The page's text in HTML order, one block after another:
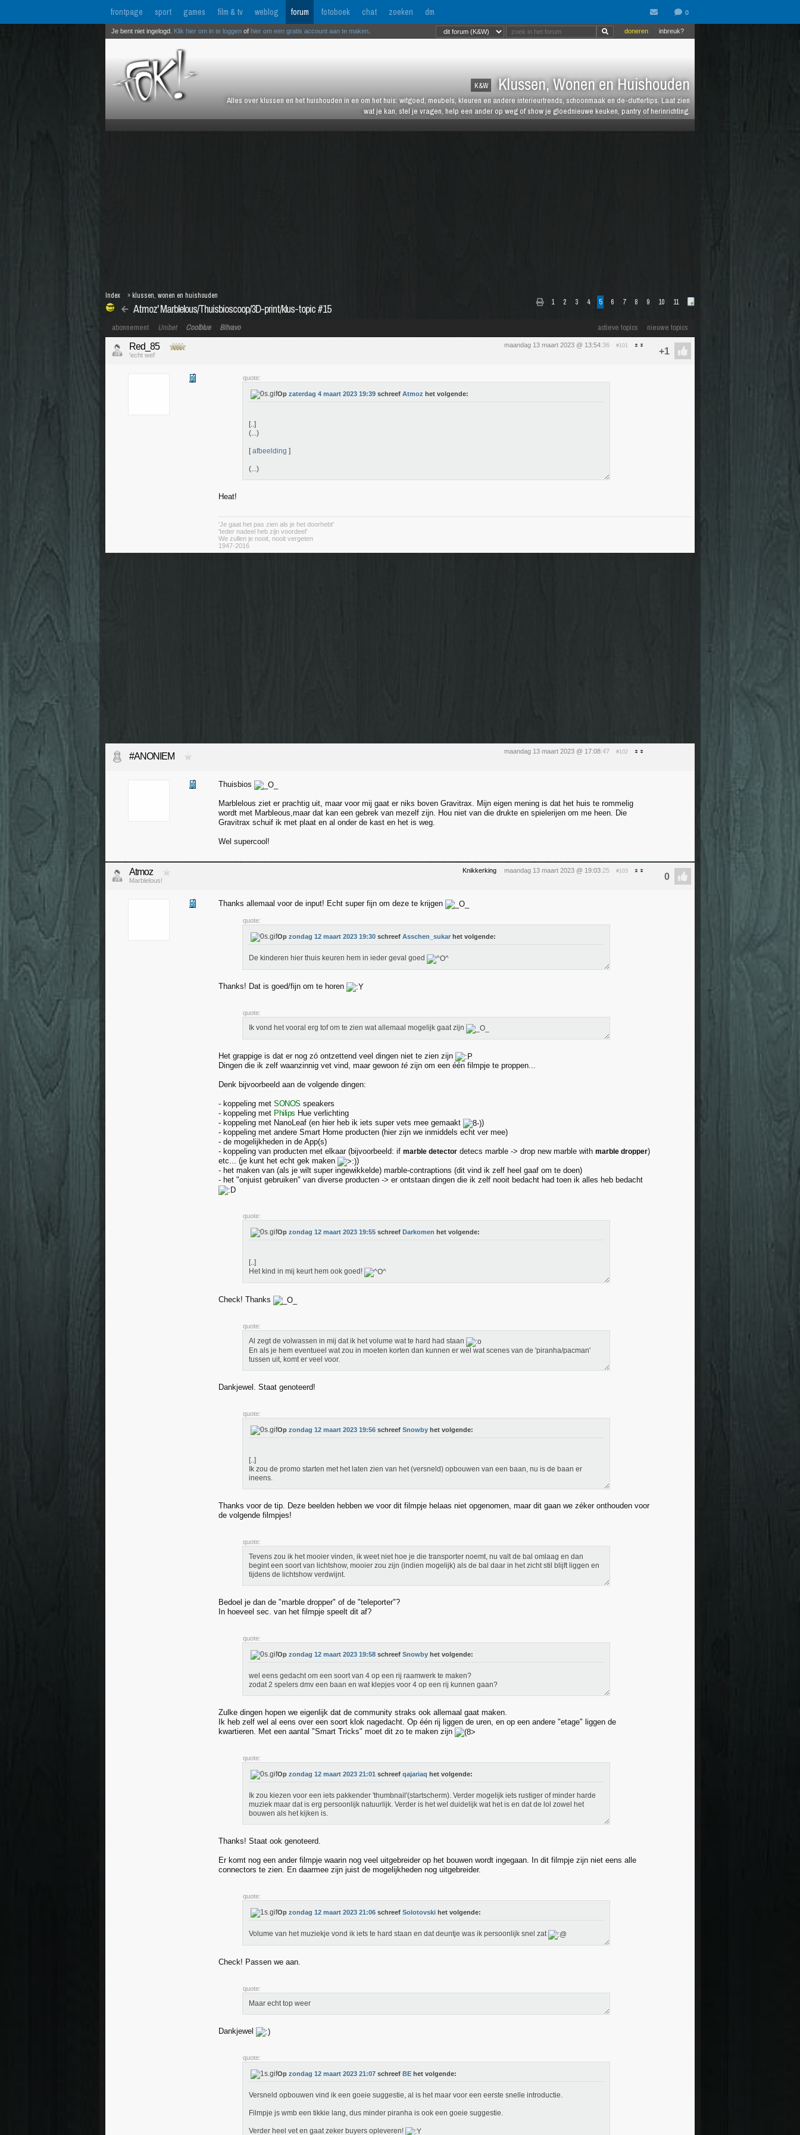
frontpage sport games film & tv weblog forum fotoboek chat zoeken dm
K&W Klussen, Wonen en Huishouden
Alles over klussen en het huishouden in en om het huis: witgoed, meubels, kleuren en andere interieurtrends, schoonmaak en de-cluttertips. Laat zien
wat je kan, stel je vragen, help een ander op weg of show je gloednieuwe keuken, pantry of herinrichting.
inbreuk?
doneren
Je bent niet ingelogd. Klik hier om in te loggen of hier om een gratis account aan te maken
1 2 3 4 5 6 7 8 9 10 11
Atmoz' Marblelous/Thuisbioscoop/3D-print/klus-topic #15
Index »klussen, wonen en huishouden
actieve topics nieuwe topics
abonnement Unibet Coolblue Bitvavo
maandag 13 maart 2023 @ 13:54:36 #101
Red_85
'echt wel'
quote:
Op zaterdag 4 maart 2023 19:39 schreef Atmoz het volgende:
[..]
(...)
[afbeelding ]
(...)
Heat!
'Je gaat het pas zien als je het doorhebt'
'Ieder nadeel heb zijn voordeel'
We zullen je nooit, nooit vergeten
1947-2016
maandag 13 maart 2023 @ 17:08:47 #102
#ANONIEM
Thuisbios
Marblelous ziet er prachtig uit, maar voor mij gaat er niks boven Gravitrax. Mijn eigen mening is dat het huis te rommelig
wordt met Marbleous,maar dat kan een gebrek van mezelf zijn. Hou niet van die drukte en spielerijen om me heen. Die
Gravitrax schuif ik met plaat en al onder de kast en het is weg.
Wel supercool!
Knikkerking maandag 13 maart 2023 @ 19:03:25 #103
Atmoz
Marblelous!
Thanks allemaal voor de input! Echt super fijn om deze te krijgen
quote:
Op zondag 12 maart 2023 19:30 schreef Asschen_sukar het volgende:
De kinderen hier thuis keuren hem in ieder geval goed
Thanks! Dat is goed/fijn om te horen
quote:
Ik vond het vooral erg tof om te zien wat allemaal mogelijk gaat zijn
Het grappige is dat er nog zó ontzettend veel dingen niet te zien zijn
Dingen die ik zelf waanzinnig vet vind, maar gewoon té zijn om een één filmpje te proppen...
Denk bijvoorbeeld aan de volgende dingen:
- koppeling met SONOS speakers
- koppeling met Philips Hue verlichting
- koppeling met NanoLeaf (en hier heb ik iets super vets mee gemaakt
)
- koppeling met andere Smart Home producten (hier zijn we inmiddels echt ver mee)
- de mogelijkheden in de App(s)
- koppeling van producten met elkaar (bijvoorbeeld: if marble detector detecs marble -> drop new marble with marble dropper)
etc... (je kunt het echt gek maken
)
- het maken van (als je wilt super ingewikkelde) marble-contraptions (dit vind ik zelf heel gaaf om te doen)
- het "onjuist gebruiken" van diverse producten -> er ontstaan dingen die ik zelf nooit bedacht had toen ik alles heb bedacht
quote:
Op zondag 12 maart 2023 19:55 schreef Darkomen het volgende:
[..]
Het kind in mij keurt hem ook goed!
Check! Thanks
quote:
Al zegt de volwassen in mij dat ik het volume wat te hard had staan
En als je hem eventueel wat zou in moeten korten dan kunnen er wel wat scenes van de 'piranha/pacman'
tussen uit, komt er veel voor.
Dankjewel. Staat genoteerd!
quote:
Op zondag 12 maart 2023 19:56 schreef Snowby het volgende:
[..]
Ik zou de promo starten met het laten zien van het (versneld) opbouwen van een baan, nu is de baan er
ineens.
Thanks voor de tip. Deze beelden hebben we voor dit filmpje helaas niet opgenomen, maar dit gaan we zéker onthouden voor
de volgende filmpjes!
quote:
Tevens zou ik het mooier vinden, ik weet niet hoe je die transporter noemt, nu valt de bal omlaag en dan
begint een soort van lichtshow, mooier zou zijn (indien mogelijk) als de bal daar in het zicht stil blijft liggen en
tijdens de lichtshow verdwijnt.
Bedoel je dan de "marble dropper" of de "teleporter"?
In hoeveel sec. van het filmpje speelt dit af?
quote:
Op zondag 12 maart 2023 19:58 schreef Snowby het volgende:
wel eens gedacht om een soort van 4 op een rij raamwerk te maken?
zodat 2 spelers dmv een baan en wat klepjes voor 4 op een rij kunnen gaan?
Zulke dingen hopen we eigenlijk dat de community straks ook allemaal gaat maken.
Ik heb zelf wel al eens over een soort klok nagedacht. Op één rij liggen de uren, en op een andere "etage" liggen de
kwartieren. Met een aantal "Smart Tricks" moet dit zo te maken zijn
quote:
Op zondag 12 maart 2023 21:01 schreef qajariaq het volgende:
Ik zou kiezen voor een iets pakkender 'thumbnail'(startscherm). Verder mogelijk iets rustiger of minder harde
muziek maar dat is erg persoonlijk natuurlijk. Verder is het wel duidelijk wat het is en dat de lol zowel het
bouwen als het kijken is.
Thanks! Staat ook genoteerd.
Er komt nog een ander filmpje waarin nog veel uitgebreider op het bouwen wordt ingegaan. In dit filmpje zijn niet eens alle
connectors te zien. En daarmee zijn juist de mogelijkheden nog uitgebreider.
quote:
Op zondag 12 maart 2023 21:06 schreef Solotovski het volgende:
Volume van het muziekje vond ik iets te hard staan en dat deuntje was ik persoonlijk snel zat
Check! Passen we aan.
quote:
Maar echt top weer
Dankjewel
quote:
Op zondag 12 maart 2023 21:07 schreef BE het volgende:
Versneld opbouwen vind ik een goeie suggestie, al is het maar voor een eerste snelle introductie.
Filmpje js wmb een tikkie lang, dus minder piranha is ook een goeie suggestie.
Verder heel vet en gaat zeker buyers opleveren!